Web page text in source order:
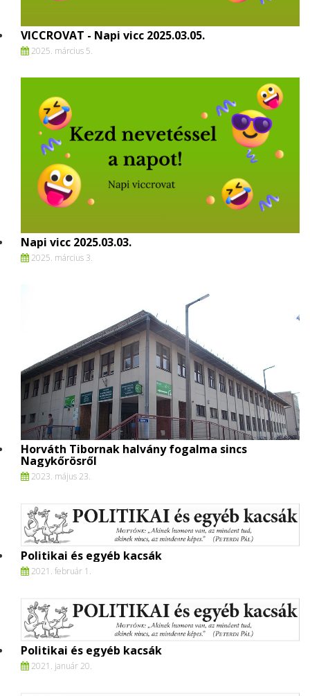
VICCROVAT - Napi vicc 2025.03.05.
2025. március 5.
Napi vicc 2025.03.03.
2025. március 3.
Horváth Tibornak halvány fogalma sincs
Nagykőrösről
2023. május 23.
Politikai és egyéb kacsák
2021. február 1.
Politikai és egyéb kacsák
2021. január 20.